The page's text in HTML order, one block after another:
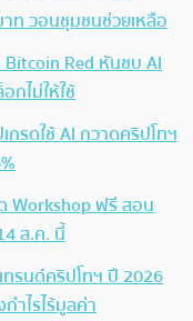
ท วอนชุมชนช่วยเหลือ
Red หันซบ AI
กไม่ให้ใช้
กรดใช้ AI กวาดคริปโทฯ
Workshop ฟรี สอน
ส.ค. นี้
ทรนด์คริปโทฯ ปี 2026
ำไรไร้มูลค่า